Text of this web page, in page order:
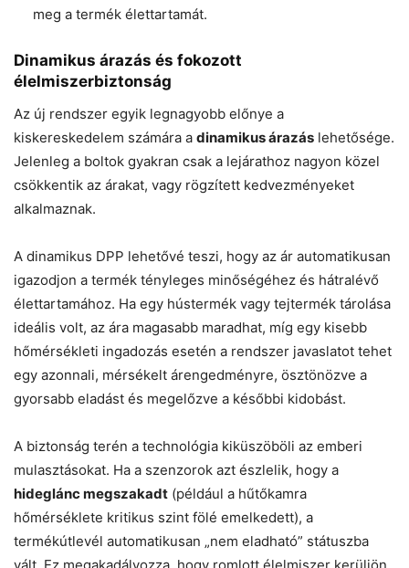
meg a termék élettartamát.
Dinamikus árazás és fokozott
élelmiszerbiztonság
Az új rendszer egyik legnagyobb előnye a
kiskereskedelem számára a dinamikus árazás lehetősége.
Jelenleg a boltok gyakran csak a lejárathoz nagyon közel
csökkentik az árakat, vagy rögzített kedvezményeket
alkalmaznak.
A dinamikus DPP lehetővé teszi, hogy az ár automatikusan
igazodjon a termék tényleges minőségéhez és hátralévő
élettartamához. Ha egy hústermék vagy tejtermék tárolása
ideális volt, az ára magasabb maradhat, míg egy kisebb
hőmérsékleti ingadozás esetén a rendszer javaslatot tehet
egy azonnali, mérsékelt árengedményre, ösztönözve a
gyorsabb eladást és megelőzve a későbbi kidobást.
A biztonság terén a technológia kiküszöböli az emberi
mulasztásokat. Ha a szenzorok azt észlelik, hogy a
hideglánc megszakadt (például a hűtőkamra
hőmérséklete kritikus szint fölé emelkedett), a
termékútlevél automatikusan „nem eladható” státuszba